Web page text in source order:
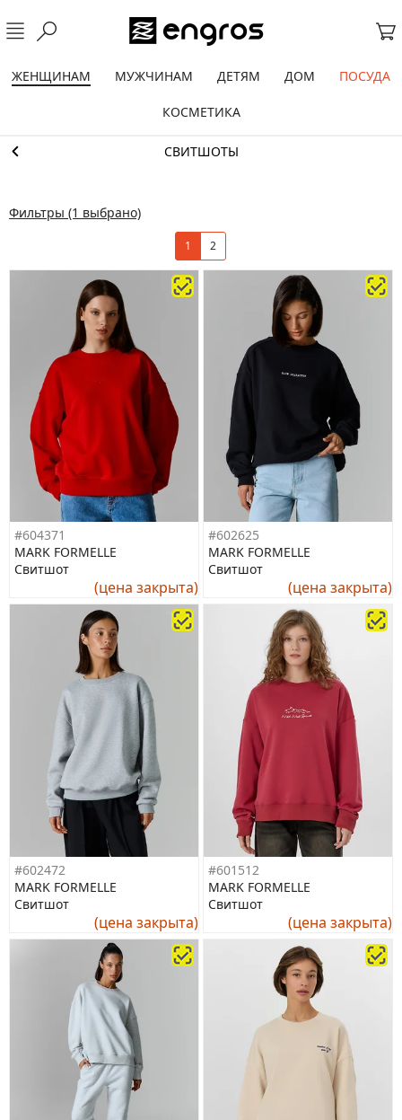
ЖЕНЩИНАМ МУЖЧИНАМ ДЕТЯМ ДОМ ПОСУДА
КОСМЕТИКА
СВИТШОТЫ
Фильтры (1 выбрано)
1 2
#604371
MARK FORMELLE
Свитшот
(цена закрыта)
#602625
MARK FORMELLE
Свитшот
(цена закрыта)
#602472
MARK FORMELLE
Свитшот
(цена закрыта)
#601512
MARK FORMELLE
Свитшот
(цена закрыта)